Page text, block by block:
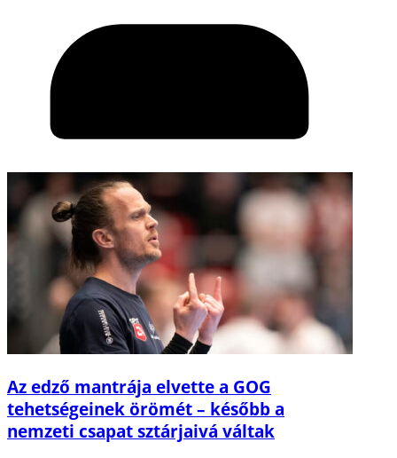
Az edző mantrája elvette a GOG
tehetségeinek örömét – később a
nemzeti csapat sztárjaivá váltak